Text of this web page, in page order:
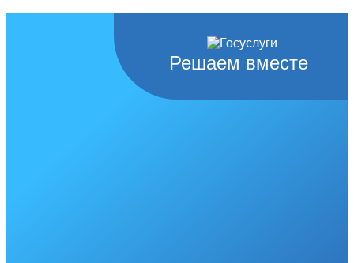
Решаем вместе